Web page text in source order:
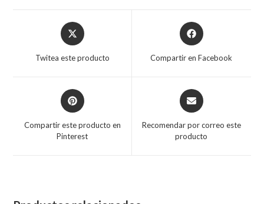
Twitea este producto Compartir en Facebook
Compartir este producto en
Pinterest
Recomendar por correo este
producto